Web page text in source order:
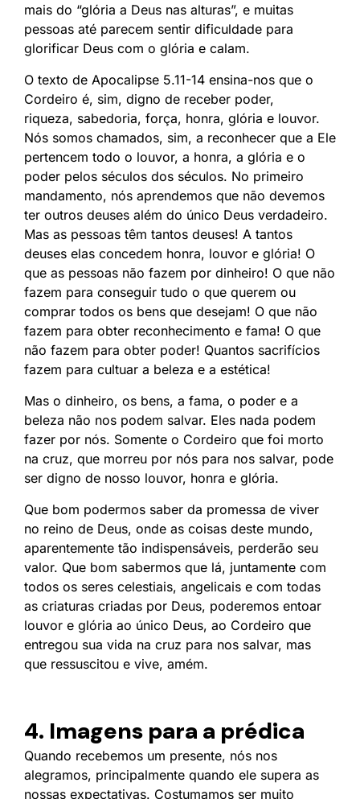
mais do “glória a Deus nas alturas”, e muitas
pessoas até parecem sentir dificuldade para
glorificar Deus com o glória e calam.
O texto de Apocalipse 5.11-14 ensina-nos que o
Cordeiro é, sim, digno de receber poder,
riqueza, sabedoria, força, honra, glória e louvor.
Nós somos chamados, sim, a reconhecer que a Ele
pertencem todo o louvor, a honra, a glória e o
poder pelos séculos dos séculos. No primeiro
mandamento, nós aprendemos que não devemos
ter outros deuses além do único Deus verdadeiro.
Mas as pessoas têm tantos deuses! A tantos
deuses elas concedem honra, louvor e glória! O
que as pessoas não fazem por dinheiro! O que não
fazem para conseguir tudo o que querem ou
comprar todos os bens que desejam! O que não
fazem para obter reconhecimento e fama! O que
não fazem para obter poder! Quantos sacrifícios
fazem para cultuar a beleza e a estética!
Mas o dinheiro, os bens, a fama, o poder e a
beleza não nos podem salvar. Eles nada podem
fazer por nós. Somente o Cordeiro que foi morto
na cruz, que morreu por nós para nos salvar, pode
ser digno de nosso louvor, honra e glória.
Que bom podermos saber da promessa de viver
no reino de Deus, onde as coisas deste mundo,
aparentemente tão indispensáveis, perderão seu
valor. Que bom sabermos que lá, juntamente com
todos os seres celestiais, angelicais e com todas
as criaturas criadas por Deus, poderemos entoar
louvor e glória ao único Deus, ao Cordeiro que
entregou sua vida na cruz para nos salvar, mas
que ressuscitou e vive, amém.
4. Imagens para a prédica
Quando recebemos um presente, nós nos
alegramos, principalmente quando ele supera as
nossas expectativas. Costumamos ser muito